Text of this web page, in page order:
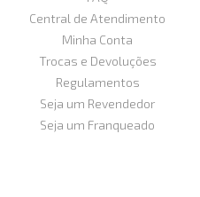
Central de Atendimento
Minha Conta
Trocas e Devoluções
Regulamentos
Seja um Revendedor
Seja um Franqueado